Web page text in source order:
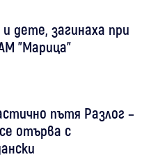
дете, загинаха при
"Марица"
пътя Разлог –
отърва с